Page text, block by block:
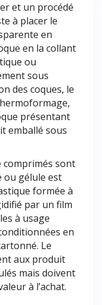
et un procédé
à placer le
en
en la collant
ou
sous
des coques, le
présentant
emballé sous
comprimés sont
ou gélule est
formée à
par un film
à usage
en
Le
aux produit
mais doivent
à l’achat.